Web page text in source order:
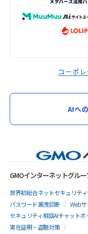
コーポ
AIへ
GMOインターネットグル
世界初総合ネットセキュリティ
パスワード漏洩診断
Web
セキュリティ相談AIチャットボ
実在証明・盗聴対策